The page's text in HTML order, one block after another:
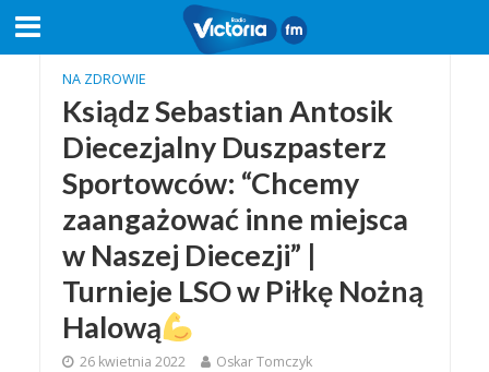
NA ZDROWIE
Ksiądz Sebastian Antosik
Diecezjalny Duszpasterz
Sportowców: “Chcemy
zaangażować inne miejsca
w Naszej Diecezji” |
Turnieje LSO w Piłkę Nożną
Halową
26 kwietnia 2022 Oskar Tomczyk